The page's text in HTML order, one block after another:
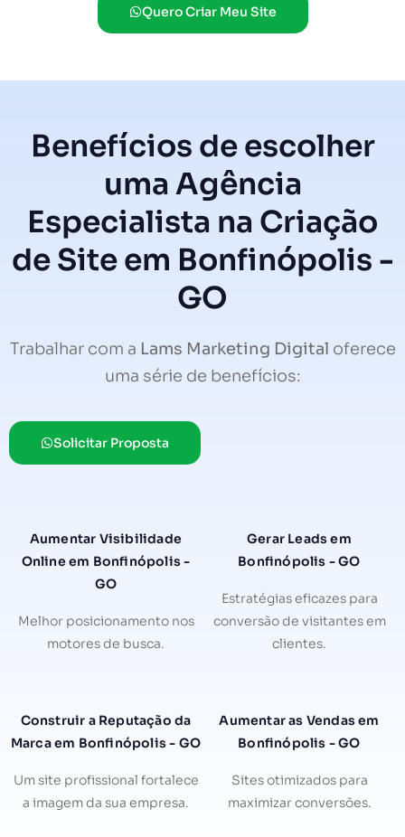
Quero Criar Meu Site
Benefícios de escolher
uma Agência
Especialista na Criação
de Site em Bonfinópolis -
GO
Trabalhar com a Lams Marketing Digital oferece
uma série de benefícios:
Solicitar Proposta
Aumentar Visibilidade
Online em Bonfinópolis -
GO
Melhor posicionamento nos
motores de busca.
Gerar Leads em
Bonfinópolis - GO
Estratégias eficazes para
conversão de visitantes em
clientes.
Construir a Reputação da
Marca em Bonfinópolis - GO
Um site profissional fortalece
a imagem da sua empresa.
Aumentar as Vendas em
Bonfinópolis - GO
Sites otimizados para
maximizar conversões.